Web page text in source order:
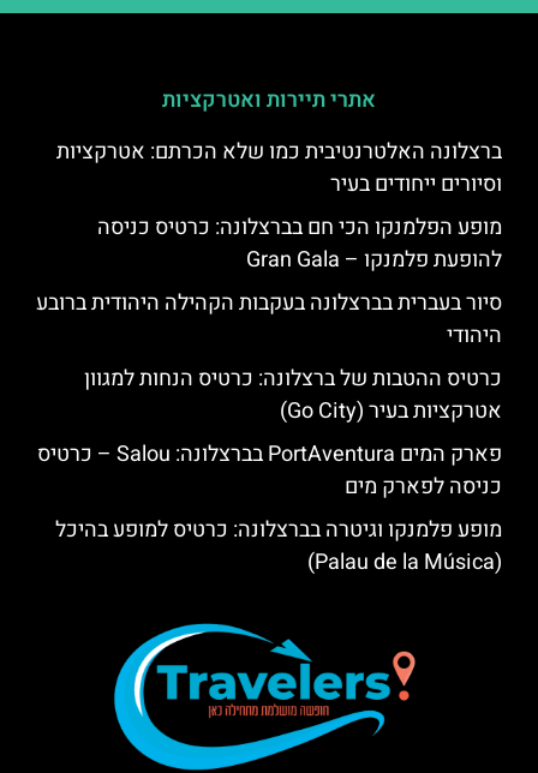
אתרי תיירות ואטרקציות
ברצלונה האלטרנטיבית כמו שלא הכרתם: אטרקציות
וסיורים ייחודים בעיר
מופע הפלמנקו הכי חם בברצלונה: כרטיס כניסה
להופעת פלמנקו – Gran Gala
סיור בעברית בברצלונה בעקבות הקהילה היהודית ברובע
היהודי
כרטיס ההטבות של ברצלונה: כרטיס הנחות למגוון
אטרקציות בעיר (Go City)
פארק המים PortAventura בברצלונה: Salou – כרטיס
כניסה לפארק מים
מופע פלמנקו וגיטרה בברצלונה: כרטיס למופע בהיכל
(Palau de la Música)